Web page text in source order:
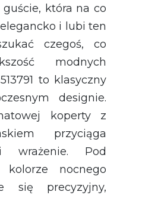
która na co
i lubi ten
czegoś, co
modnych
to klasyczny
designie.
koperty z
przyciąga
Pod
nocnego
się precyzyjny,